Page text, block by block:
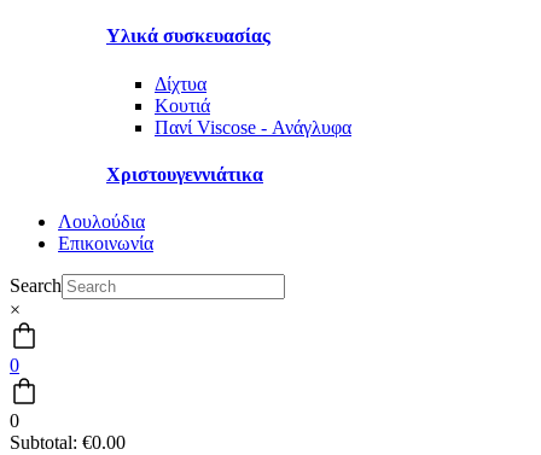
Υλικά συσκευασίας
Δίχτυα
Κουτιά
Πανί Viscose - Ανάγλυφα
Χριστουγεννιάτικα
Λουλούδια
Επικοινωνία
Search
×
0
0
Subtotal: €0.00